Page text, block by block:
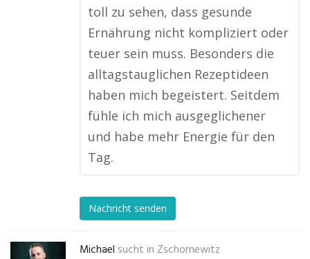
toll zu sehen, dass gesunde
Ernährung nicht kompliziert oder
teuer sein muss. Besonders die
alltagstauglichen Rezeptideen
haben mich begeistert. Seitdem
fühle ich mich ausgeglichener
und habe mehr Energie für den
Tag.
Nachricht senden
Michael sucht in Zschornewitz